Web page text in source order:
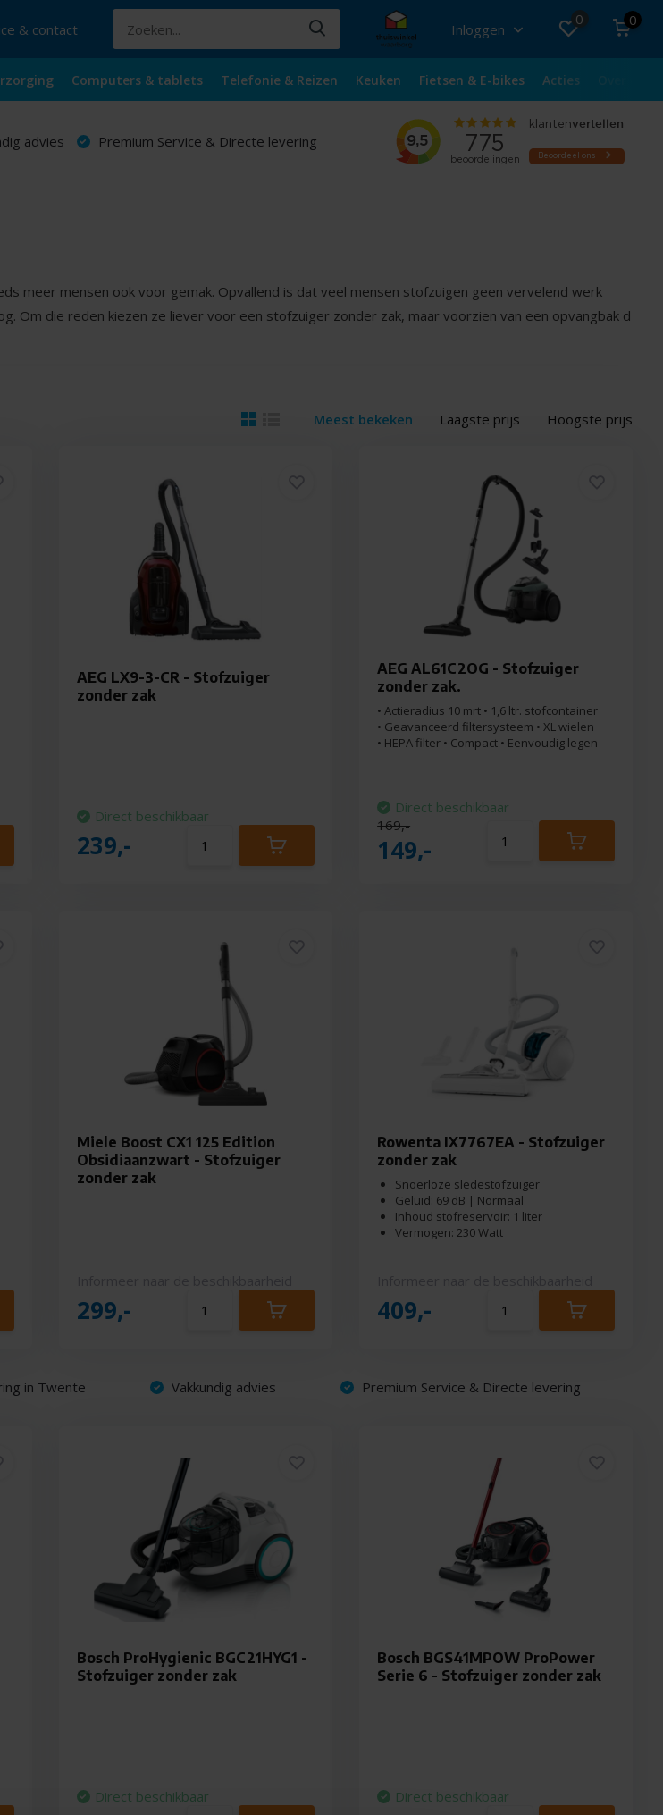
& contact Inloggen
0 0
Computers & tablets Telefonie & Reizen Keuken Fietsen & E-bikes Acties
advies Premium Service & Directe levering
meer mensen ook voor gemak. Opvallend is dat veel mensen stofzuigen geen vervelend werk
Om die reden kiezen ze liever voor een stofzuiger zonder zak, maar voorzien van een opvangbak d
Meest bekeken Laagste prijs Hoogste prijs
AEG LX9-3-CR - Stofzuiger
zonder zak
Direct beschikbaar
239,-
AEG AL61C2OG - Stofzuiger
zonder zak.
• Actieradius 10 mrt • 1,6 ltr. stofcontainer
• Geavanceerd filtersysteem • XL wielen
• HEPA filter • Compact • Eenvoudig legen
Direct beschikbaar
169,-
149,-
Miele Boost CX1 125 Edition
Obsidiaanzwart - Stofzuiger
zonder zak
299,-
Rowenta IX7767EA - Stofzuiger
zonder zak
Snoerloze sledestofzuiger
Geluid: 69 dB | Normaal
Inhoud stofreservoir: 1 liter
Vermogen: 230 Watt
409,-
in Twente Vakkundig advies Premium Service & Directe levering
Bosch ProHygienic BGC21HYG1 -
Stofzuiger zonder zak
Direct beschikbaar
Bosch BGS41MPOW ProPower
Serie 6 - Stofzuiger zonder zak
Direct beschikbaar